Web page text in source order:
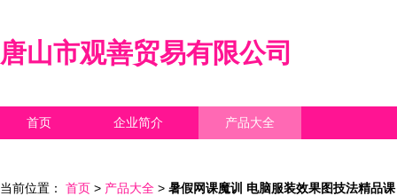
唐山市观善贸易有限公司
首页 企业简介 产品大全
当前位置： 首页 > 产品大全 > 暑假网课魔训 电脑服装效果图技法精品课